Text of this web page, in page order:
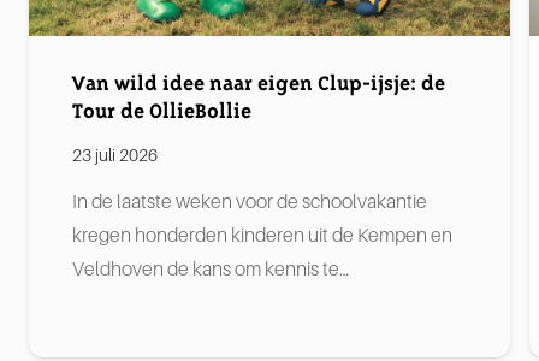
Van wild idee naar eigen Clup-ijsje: de
Tour de OllieBollie
23 juli 2026
In de laatste weken voor de schoolvakantie
kregen honderden kinderen uit de Kempen en
Veldhoven de kans om kennis te…